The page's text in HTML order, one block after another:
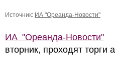
Источник: ИА "Ореанда-Новости"
ИА "Ореанда-Новости"
вторник, проходят торги